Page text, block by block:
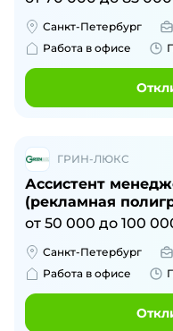
Санкт-Петербург
Работа в офисе
ГРИН-ЛЮКС
Ассистент
(рекламная
от 50 000 до 100
Санкт-Петербург
Работа в офисе